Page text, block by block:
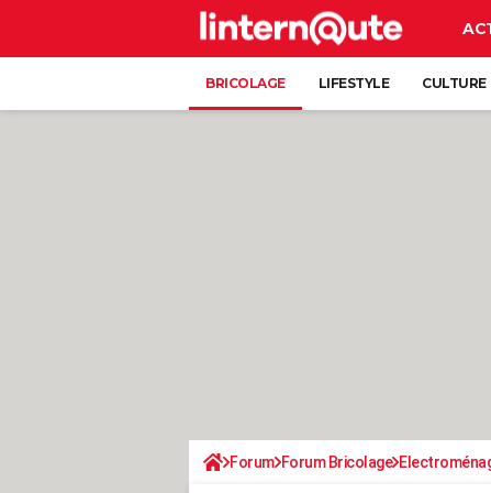
BRICOLAGE LIFESTYLE CULTURE
Forum Forum Bricolage